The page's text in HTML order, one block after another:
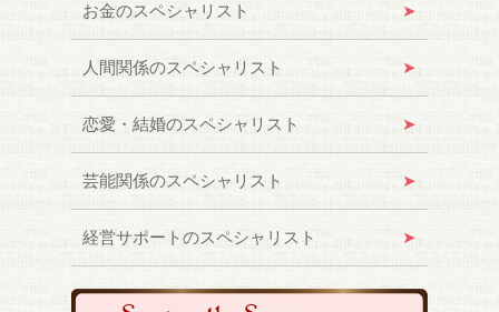
お金のスペシャリスト
人間関係のスペシャリスト
恋愛・結婚のスペシャリスト
芸能関係のスペシャリスト
経営サポートのスペシャリスト